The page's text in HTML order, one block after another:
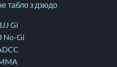
табло з дзюдо
Gi
No-Gi